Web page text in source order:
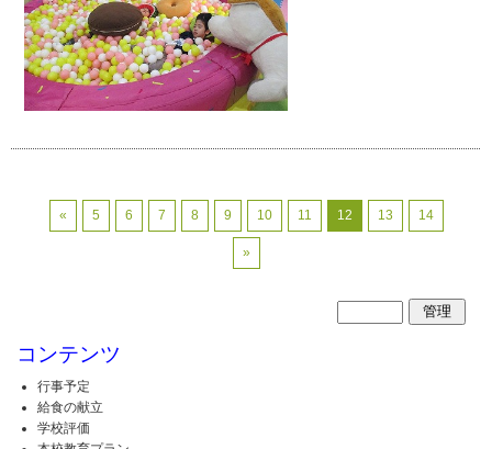
« 5 6 7 8 9 10 11 12 13 14
»